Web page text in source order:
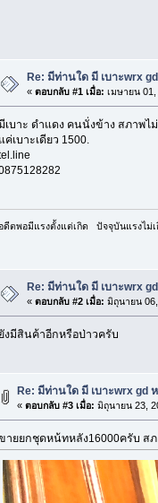
Re: มีท่านใด มี เบาะwrx
« ตอบกลับ #1 เมื่อ: เมษายน
เบาะ ดำแดง คนนั่งข้าง สภาพไ
แค่เบาะเดียว 1500.
อดีตพอมีแรงตั้งแต่เกิด ปัจจุบันแรงไม่เ
Re: มีท่านใด มี เบาะwrx
« ตอบกลับ #2 เมื่อ: มิถุนายน
ยังมีสินค้าอีกหรือป่าวครับ
Re: มีท่านใด มี เบาะwrx gd
« ตอบกลับ #3 เมื่อ: มิถุนายน 23,
ายยกชุดหน้ทหลัง16000ครับ ส